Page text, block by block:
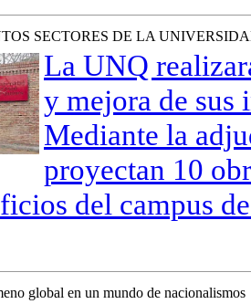
SECTORES DE LA
La UNQ
y mejora de sus
Mediante la
proyectan 10
del campus
global en un mundo de nacionalismos